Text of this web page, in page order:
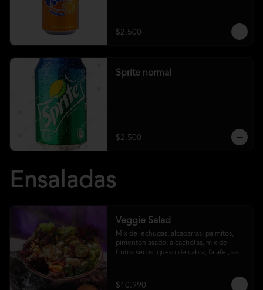
$2.500
Sprite normal
$2.500
Ensaladas
Veggie Salad
Mix de lechugas, alcaparras, palmitos,
pimentón asado, alcachofas, mix de
frutos secos, queso de cabra, falafel, salsa
$10.990